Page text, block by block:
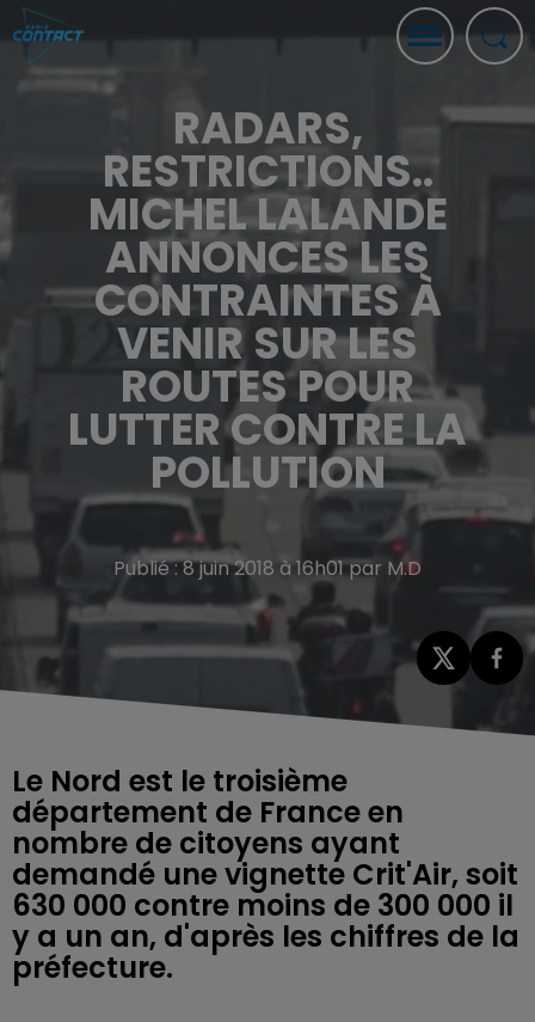
RADARS,
RESTRICTIONS..
MICHEL LALANDE
ANNONCES LES
CONTRAINTES À
VENIR SUR LES
ROUTES POUR
LUTTER CONTRE LA
POLLUTION
Publié : 8 juin 2018 à 16h01 par M.D
Le Nord est le troisième
département de France en
nombre de citoyens ayant
demandé une vignette Crit'Air, soit
630 000 contre moins de 300 000 il
y a un an, d'après les chiffres de la
préfecture.